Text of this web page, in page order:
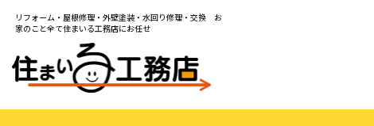
リフォーム・屋根修理・外壁塗装・水回り修理・交換 お
家のこと全て住まいる工務店にお任せ